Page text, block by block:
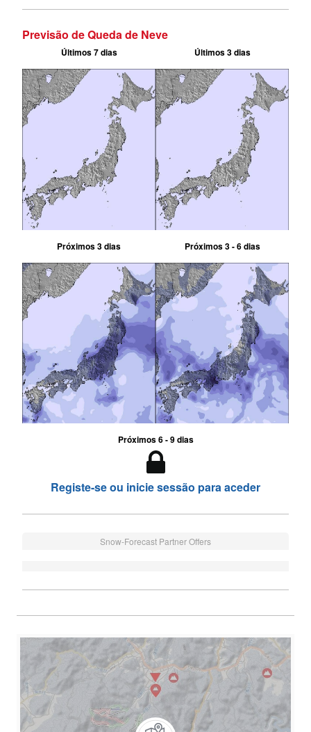
Previsão de Queda de Neve
Últimos 7 dias Últimos 3 dias
Próximos 3 dias Próximos 3 - 6 dias
Próximos 6 - 9 dias
Registe-se ou inicie sessão para aceder
Snow-Forecast Partner Offers